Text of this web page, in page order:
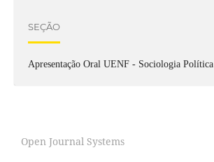
SEÇÃO
Apresentação Oral UENF - Sociologia Política
Open Journal Systems